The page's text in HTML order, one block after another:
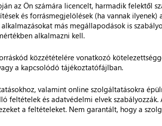
az Ön számára licencelt, harmadik felektől
és forrásmegjelölések (ha vannak ilyenek)
más megállapodások is
alkalmazni kell.
közzétételére vonatkozó
a kapcsolódó tájékoztatófájlban.
valamint online szolgáltatásokra
feltételek és adatvédelmi elvek szabályozzák.
a feltételeket. Nem garantált, hogy a